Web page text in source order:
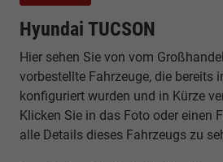
Hyundai TUCSON
Hier sehen Sie von vom
vorbestellte Fahrzeuge, die bereits
konfiguriert wurden und in Kürze
Klicken Sie in das Foto oder einen
alle Details dieses Fahrzeugs zu